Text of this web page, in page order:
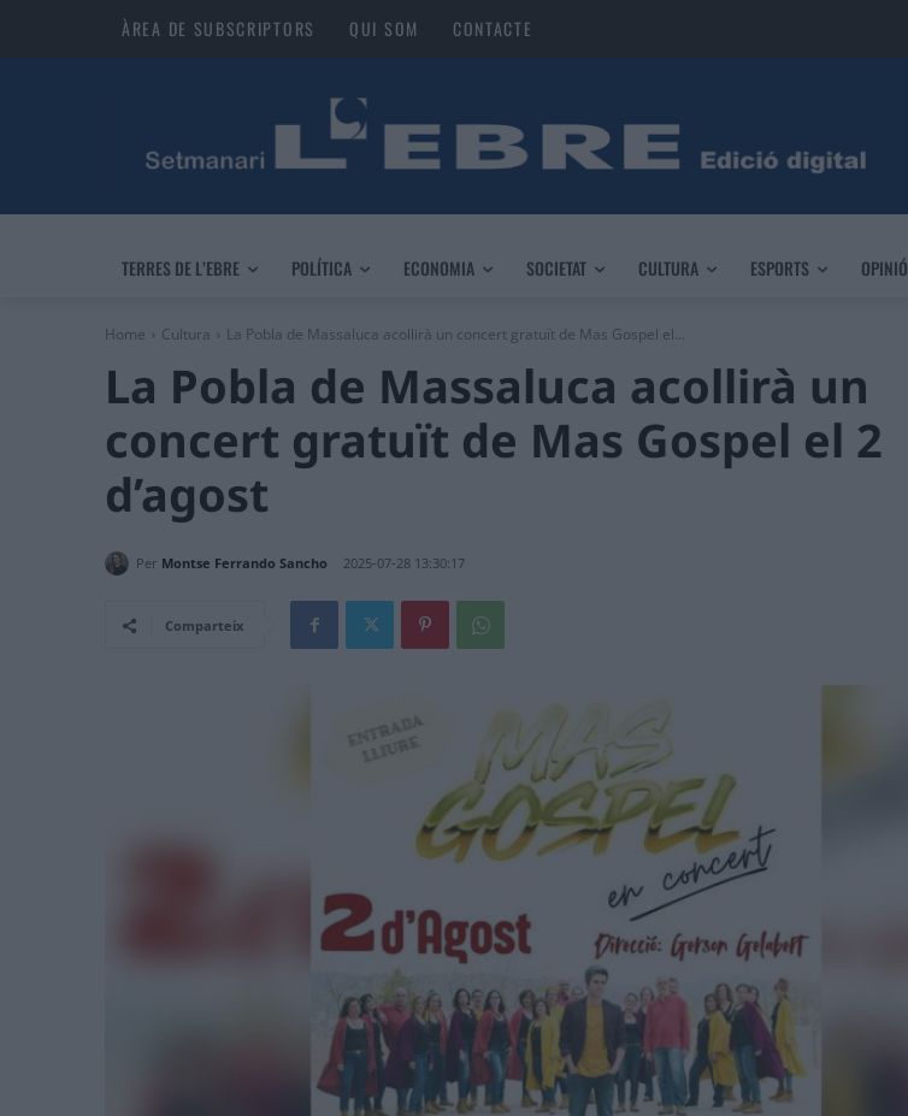
ÀREA DE SUBSCRIPTORS QUI SOM CONTACTE
TERRES DE L’EBRE POLÍTICA ECONOMIA SOCIETAT CULTURA ESPORTS OPINIÓ
Home Cultura La Pobla de Massaluca acollirà un concert gratuït de Mas Gospel el...
La Pobla de Massaluca acollirà un
concert gratuït de Mas Gospel el 2
d’agost
Per Montse Ferrando Sancho 2025-07-28 13:30:17
Comparteix